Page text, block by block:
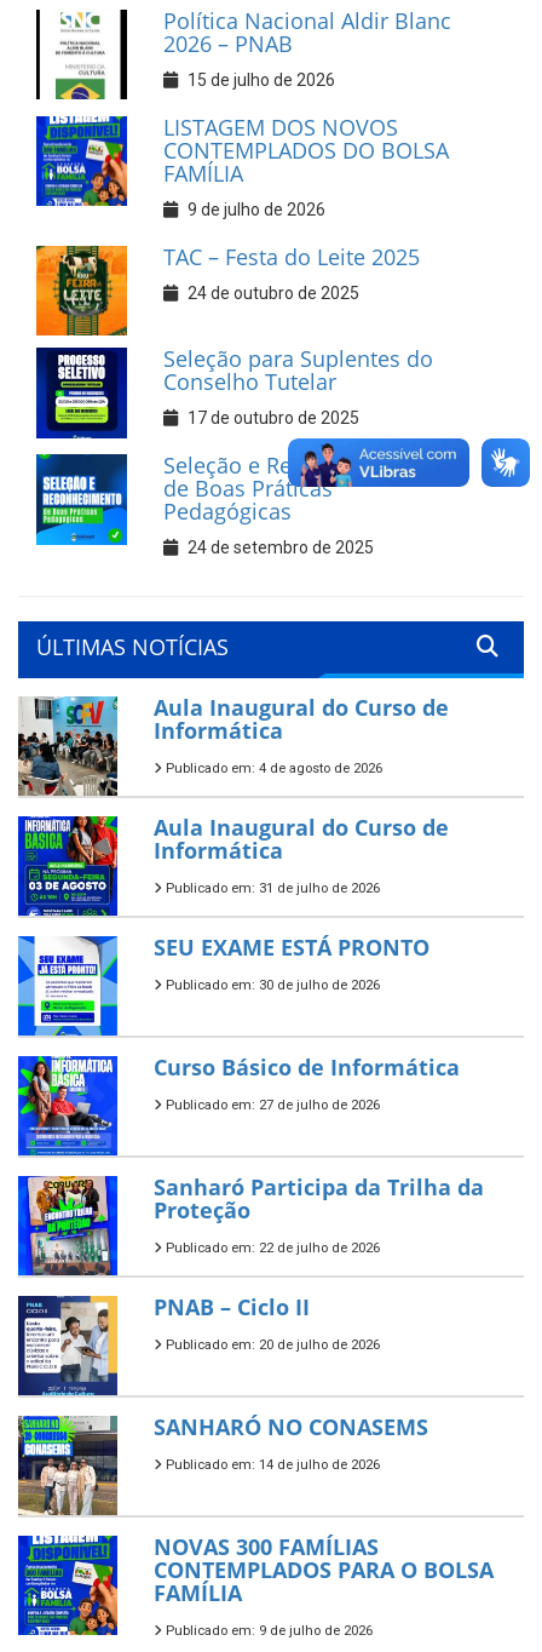
Política Nacional Aldir Blanc
2026 – PNAB
15 de julho de 2026
LISTAGEM DOS NOVOS
CONTEMPLADOS DO BOLSA
FAMÍLIA
9 de julho de 2026
TAC – Festa do Leite 2025
24 de outubro de 2025
Seleção para Suplentes do
Conselho Tutelar
17 de outubro de 2025
Seleção e Reconhecimento
de Boas Práticas
Pedagógicas
24 de setembro de 2025
ÚLTIMAS NOTÍCIAS
Aula Inaugural do Curso de
Informática
Publicado em: 4 de agosto de 2026
Aula Inaugural do Curso de
Informática
Publicado em: 31 de julho de 2026
SEU EXAME ESTÁ PRONTO
Publicado em: 30 de julho de 2026
Curso Básico de Informática
Publicado em: 27 de julho de 2026
Sanharó Participa da Trilha da
Proteção
Publicado em: 22 de julho de 2026
PNAB – Ciclo II
Publicado em: 20 de julho de 2026
SANHARÓ NO CONASEMS
Publicado em: 14 de julho de 2026
NOVAS 300 FAMÍLIAS
CONTEMPLADOS PARA O BOLSA
FAMÍLIA
Publicado em: 9 de julho de 2026